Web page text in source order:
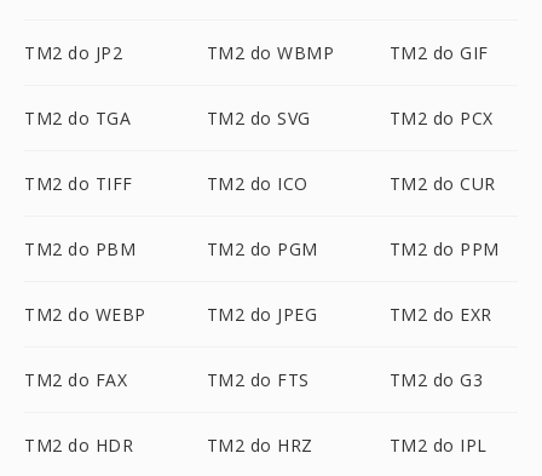
TM2 do JP2 TM2 do WBMP TM2 do GIF
TM2 do TGA TM2 do SVG TM2 do PCX
TM2 do TIFF TM2 do ICO TM2 do CUR
TM2 do PBM TM2 do PGM TM2 do PPM
TM2 do WEBP TM2 do JPEG TM2 do EXR
TM2 do FAX TM2 do FTS TM2 do G3
TM2 do HDR TM2 do HRZ TM2 do IPL